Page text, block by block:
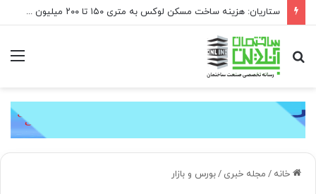
ستاریان: هزینه ساخت مسکن لوکس به متری ۱۵۰ تا ۲۰۰ میلیون تومان رسیده است
جستجو
برای
خانه / مجله خبری /بورس و بازار